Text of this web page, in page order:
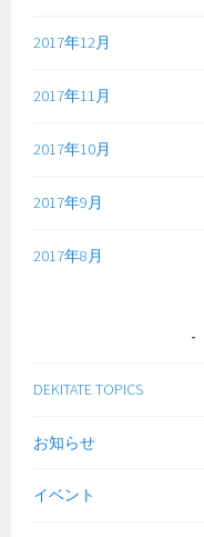
2017年12月
2017年11月
2017年10月
2017年9月
2017年8月
DEKITATE TOPICS
お知らせ
イベント